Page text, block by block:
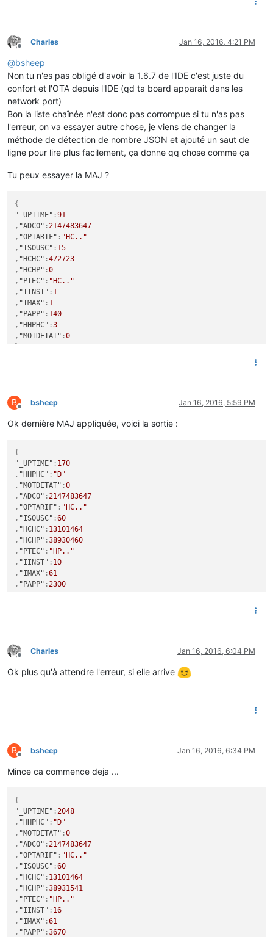
Offline
Charles Jan 16, 2016, 4:21 PM
@bsheep
Non tu n'es pas obligé d'avoir la 1.6.7 de l'IDE c'est juste du
confort et l'OTA depuis l'IDE (qd ta board apparait dans les
network port)
Bon la liste chaînée n'est donc pas corrompue si tu n'as pas
l'erreur, on va essayer autre chose, je viens de changer la
méthode de détection de nombre JSON et ajouté un saut de
ligne pour lire plus facilement, ça donne qq chose comme ça
Tu peux essayer la MAJ ?
{
"_UPTIME" :91
, "ADCO" :2147483647
, "OPTARIF" : "HC.."
, "ISOUSC" : 15
, "HCHC" :472723
, "HCHP" :0
, "PTEC" : "HC.."
, "IINST" : 1
, "IMAX" : 1
, "PAPP" : 140
, "HHPHC" :3
, "MOTDETAT" :0
}
B
Offline
bsheep Jan 16, 2016, 5:59 PM
Ok dernière MAJ appliquée, voici la sortie :
{
"_UPTIME" : 170
, "HHPHC" : "D"
, "MOTDETAT" :0
, "ADCO" :2147483647
, "OPTARIF" : "HC.."
, "ISOUSC" :60
, "HCHC" : 13101464
, "HCHP" :38930460
, "PTEC" : "HP.."
, "IINST" : 10
, "IMAX" :61
, "PAPP" :2300
Offline
Charles Jan 16, 2016, 6:04 PM
Ok plus qu'à attendre l'erreur, si elle arrive
B
Offline
bsheep Jan 16, 2016, 6:34 PM
Mince ca commence deja ...
{
"_UPTIME" :2048
, "HHPHC" : "D"
, "MOTDETAT" :0
, "ADCO" :2147483647
, "OPTARIF" : "HC.."
, "ISOUSC" :60
, "HCHC" : 13101464
, "HCHP" :38931541
, "PTEC" : "HP.."
, "IINST" : 16
, "IMAX" :61
, "PAPP" :3670